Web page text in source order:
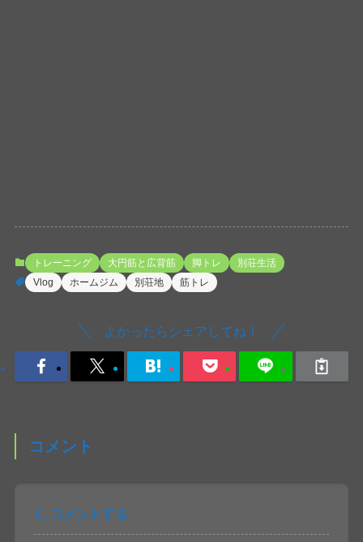
トレーニング 大円筋と広背筋 脚トレ
別荘生活
Vlog
ホームジム 別荘地 筋トレ
よかったらシェアしてね！
コメント
コメントする